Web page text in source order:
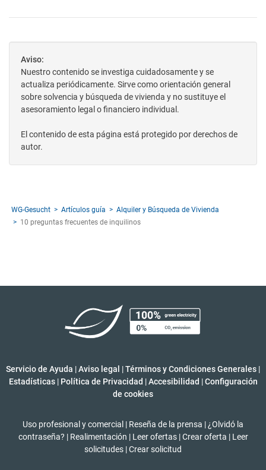
Aviso:
Nuestro contenido se investiga cuidadosamente y se
actualiza periódicamente. Sirve como orientación general
sobre solvencia y búsqueda de vivienda y no sustituye el
asesoramiento legal o financiero individual.
El contenido de esta página está protegido por derechos de
autor.
WG-Gesucht Artículos guía
Alquiler y Búsqueda de Vivienda
10 preguntas frecuentes de inquilinos
Servicio de Ayuda |Aviso legal |Términos y Condiciones Generales |
Estadísticas | Política de Privacidad | Accesibilidad | Configuración
de cookies
Uso profesional y comercial | Reseña de la prensa | ¿Olvidó la
contraseña? | Realimentación | Leer ofertas | Crear oferta | Leer
solicitudes |Crear solicitud